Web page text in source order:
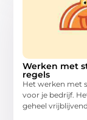
Werken met
regels
Het werken met
voor je bedrijf.
geheel